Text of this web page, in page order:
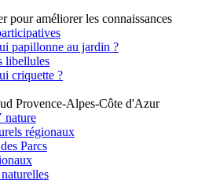
pour améliorer les connaissances
papillonne au jardin ?
libellules
criquette ?
Provence-Alpes-Côte d'Azur
nature
régionaux
Parcs